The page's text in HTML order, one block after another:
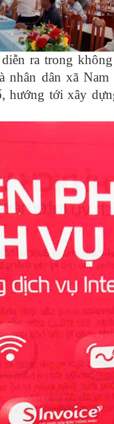
ra trong
nhân dân xã
hướng tới xây